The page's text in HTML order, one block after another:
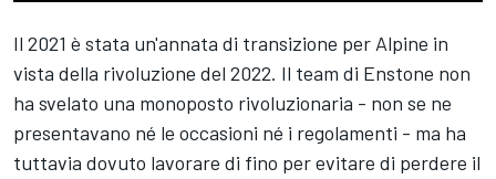
Il 2021 è stata un'annata di transizione per Alpine in
vista della rivoluzione del 2022. Il team di Enstone non
ha svelato una monoposto rivoluzionaria - non se ne
presentavano né le occasioni né i regolamenti - ma ha
tuttavia dovuto lavorare di fino per evitare di perdere il